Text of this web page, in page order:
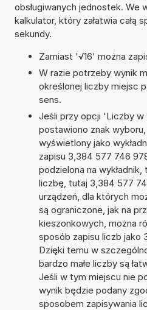
obsługiwanych jednostek. We
kalkulator, który załatwia całą
sekundy.
Zamiast '√16' można
W razie potrzeby wynik
określonej liczby miejsc
sens.
Jeśli przy opcji 'Liczby w
postawiono znak
wyświetlony jako
zapisu 3,384 577 746
podzielona na wykładnik,
liczbę, tutaj 3,384 577
urządzeń, dla których
są ograniczone, jak na
kieszonkowych, można
sposób zapisu liczb jako
Dzięki temu w
bardzo małe liczby są
Jeśli w tym miejscu nie
wynik będzie podany
sposobem zapisywania